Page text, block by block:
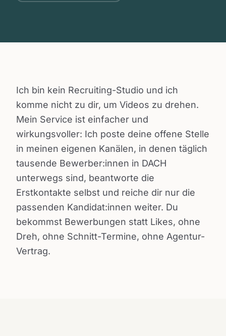
Ich bin kein Recruiting-Studio und ich
komme nicht zu dir, um Videos zu drehen.
Mein Service ist einfacher und
wirkungsvoller: Ich poste deine offene Stelle
in meinen eigenen Kanälen, in denen täglich
tausende Bewerber:innen in DACH
unterwegs sind, beantworte die
Erstkontakte selbst und reiche dir nur die
passenden Kandidat:innen weiter. Du
bekommst Bewerbungen statt Likes, ohne
Dreh, ohne Schnitt-Termine, ohne Agentur-
Vertrag.